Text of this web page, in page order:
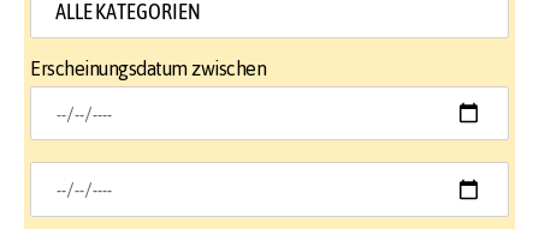
Erscheinungsdatum zwischen